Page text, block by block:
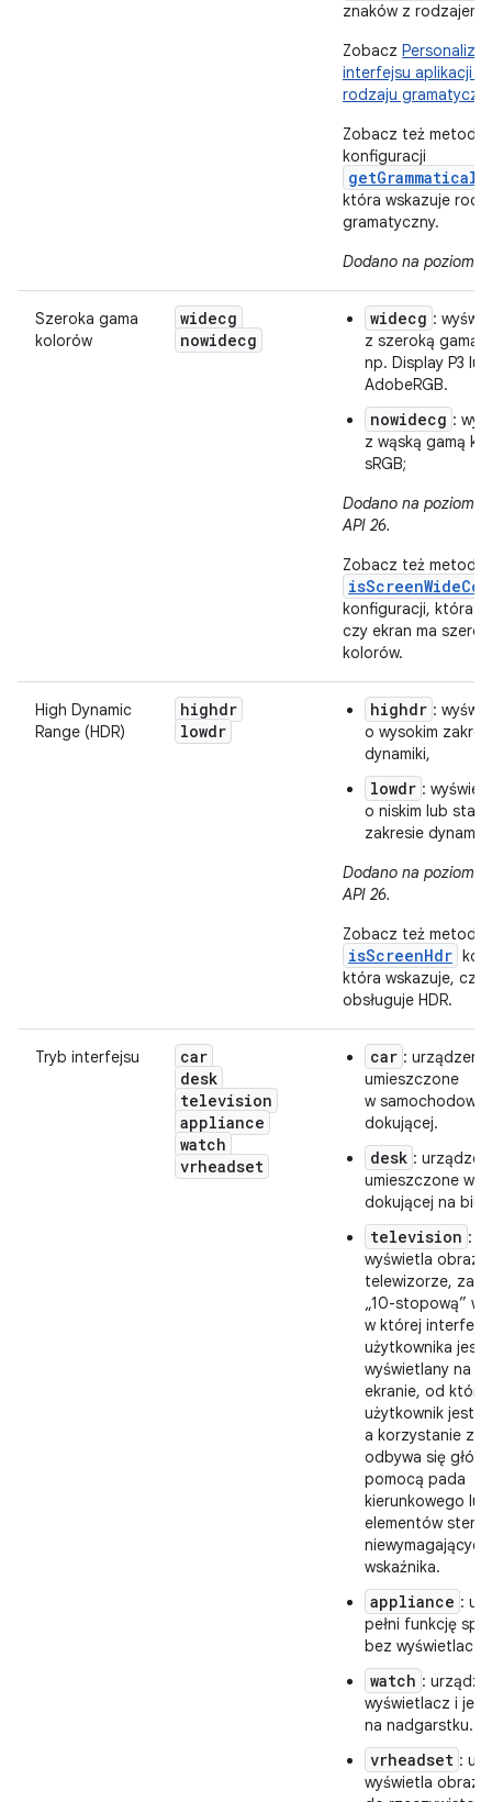
znaków z rodzajem
Zobacz
interfejsu aplikacji
rodzaju
Zobacz też metodę
konfiguracji
która wskazuje
gramatyczny.
Dodano na poziomie
Szeroka gama
kolorów
widecg
nowidecg
widecg :
z szeroką gamą
np. Display P3 lub
AdobeRGB.
nowidecg :
z wąską gamą
sRGB;
Dodano na
API 26.
Zobacz też metodę
konfiguracji, która
czy ekran ma
kolorów.
High Dynamic
Range (HDR)
highdr
lowdr
highdr :
o wysokim
dynamiki,
lowdr :
o niskim lub
zakresie
Dodano na
API 26.
Zobacz też metodę
isScreenHdr
która wskazuje, czy
obsługuje HDR.
Tryb interfejsu
car
desk
television
appliance
watch
vrheadset
car :
umieszczone
w
dokującej.
desk :
umieszczone w
dokującej na
television :
wyświetla obraz
telewizorze,
„10-stopową”
w której interfejs
użytkownika jest
wyświetlany na
ekranie, od
użytkownik jest
a korzystanie z
odbywa się
pomocą pada
kierunkowego
elementów
niewymagających
wskaźnika.
appliance :
pełni funkcję
bez
watch :
wyświetlacz i
na nadgarstku.
vrheadset :
wyświetla obraz